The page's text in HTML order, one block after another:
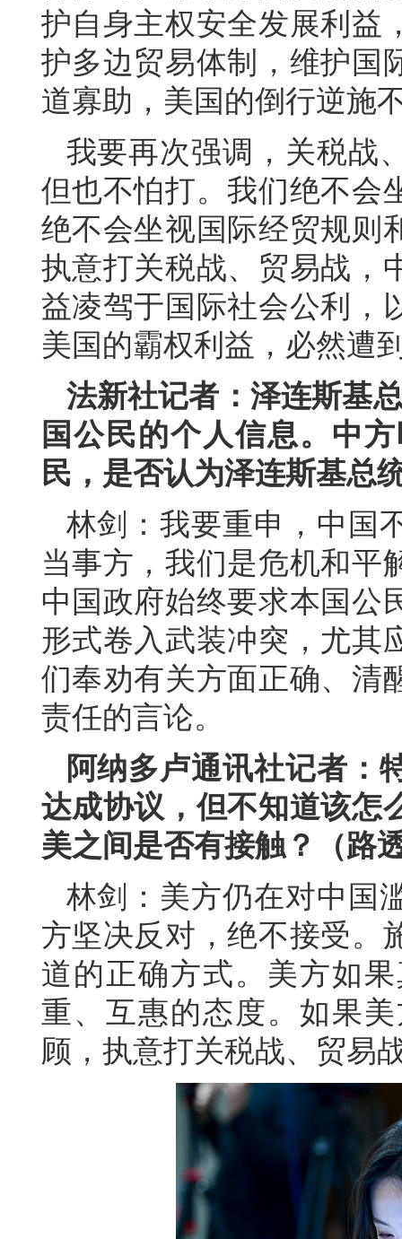
护自身主权安全发展利益
护多边贸易体制，维护国
道寡助，美国的倒行逆施
我要再次强调，关税战
但也不怕打。我们绝不会
绝不会坐视国际经贸规则
执意打关税战、贸易战，
益凌驾于国际社会公利，
美国的霸权利益，必然遭
法新社记者：泽连斯基
国公民的个人信息。中
民，是否认为泽连斯基总
林剑：我要重申，中国
当事方，我们是危机和平
中国政府始终要求本国公
形式卷入武装冲突，尤其
们奉劝有关方面正确、清
责任的言论。
阿纳多卢通讯社记者：
达成协议，但不知道该怎
美之间是否有接触？（路
林剑：美方仍在对中国
方坚决反对，绝不接受。
道的正确方式。美方如
重、互惠的态度。如果
顾，执意打关税战、贸易